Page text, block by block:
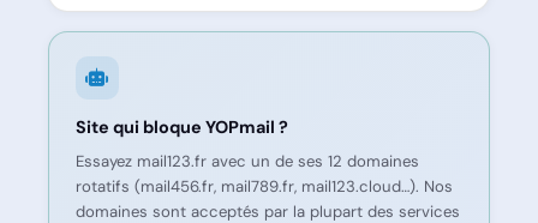
Site qui bloque YOPmail ?
Essayez mail123.fr avec un de ses 12 domaines
rotatifs (mail456.fr, mail789.fr, mail123.cloud…). Nos
domaines sont acceptés par la plupart des services